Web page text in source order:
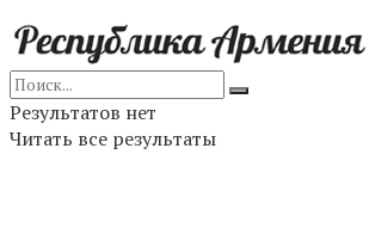
Результатов нет
Читать все результаты